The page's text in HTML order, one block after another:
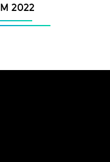
2022